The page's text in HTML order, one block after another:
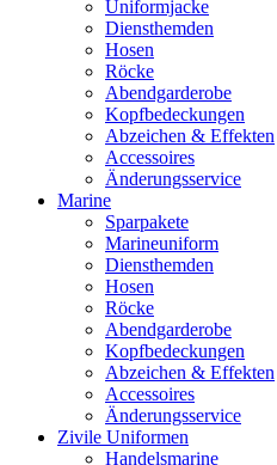
Uniformjacke
Diensthemden
Hosen
Röcke
Abendgarderobe
Kopfbedeckungen
Abzeichen & Effekten
Accessoires
Änderungsservice
Marine
Sparpakete
Marineuniform
Diensthemden
Hosen
Röcke
Abendgarderobe
Kopfbedeckungen
Abzeichen & Effekten
Accessoires
Änderungsservice
Zivile Uniformen
Handelsmarine